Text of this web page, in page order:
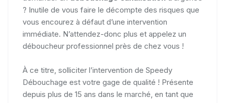
? Inutile de vous faire le décompte des risques que
vous encourez à défaut d’une intervention
immédiate. N’attendez-donc plus et appelez un
déboucheur professionnel près de chez vous !
À ce titre, solliciter l’intervention de Speedy
Débouchage est votre gage de qualité ! Présente
depuis plus de 15 ans dans le marché, en tant que